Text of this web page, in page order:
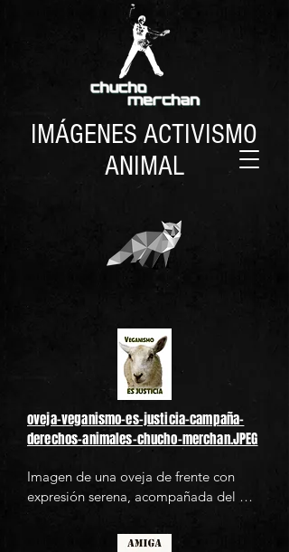
IMÁGENES ACTIVISMO
ANIMAL
oveja-veganismo-es-justicia-campaña-
derechos-animales-chucho-merchan.JPEG
Imagen de una oveja de frente con
expresión serena, acompañada del
texto "Veganismo es justicia" en letras
grandes de color verde oscuro. Esta